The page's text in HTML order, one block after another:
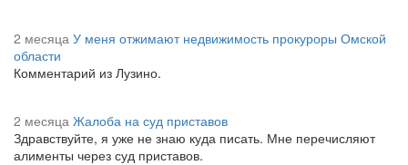
2 месяца У меня отжимают недвижимость прокуроры Омской
области
Комментарий из Лузино.
2 месяца Жалоба на суд приставов
Здравствуйте, я уже не знаю куда писать. Мне перечисляют
алименты через суд приставов.